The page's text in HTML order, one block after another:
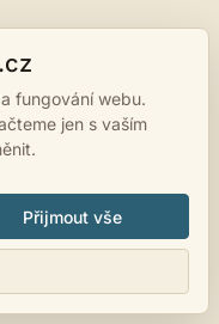
fungování webu.
jen s vaším
Přijmout vše